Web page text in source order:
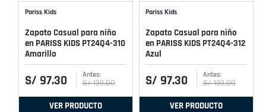
Pariss Kids
Zapato Casual para niño
en PARISS KIDS PT24Q4-310
Amarillo
S/ 97.30 S/ 139.00
VER PRODUCTO
Pariss Kids
Zapato Casual para niño
en PARISS KIDS PT24Q4-312
Azul
S/ 97.30 S/ 139.00
VER PRODUCTO